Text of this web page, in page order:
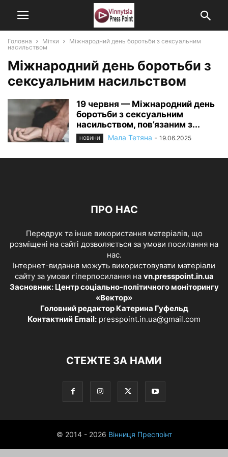
Головна Мітки
Міжнародний день боротьби з сексуальним
насильством
Міжнародний день боротьби з
сексуальним насильством
19 червня — Міжнародний день
боротьби з сексуальним
насильством, пов’язаним з...
НОВИНИ Мала Тетяна - 19.06.2025
ПРО НАС
Передрук та інше використання матеріалів, що
розміщені на сайті дозволяється за умови посилання на
нас.
Інтернет-видання можуть використовувати матеріали
сайту за умови гіперпосилання на vn.presspoint.in.ua
Засновник: Центр соціально-політичного моніторингу
«Вектор»
Головний редактор Катерина Гуфельд
Контактний Email: presspoint.in.ua@gmail.com
СТЕЖТЕ ЗА НАМИ
© 2014 - 2026 Вінниця Преспоінт